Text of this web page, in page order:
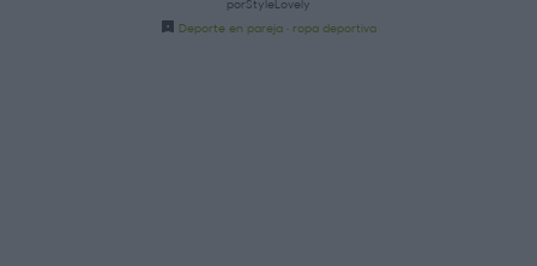
porStyleLovely
Deporte en pareja
ropa deportiva